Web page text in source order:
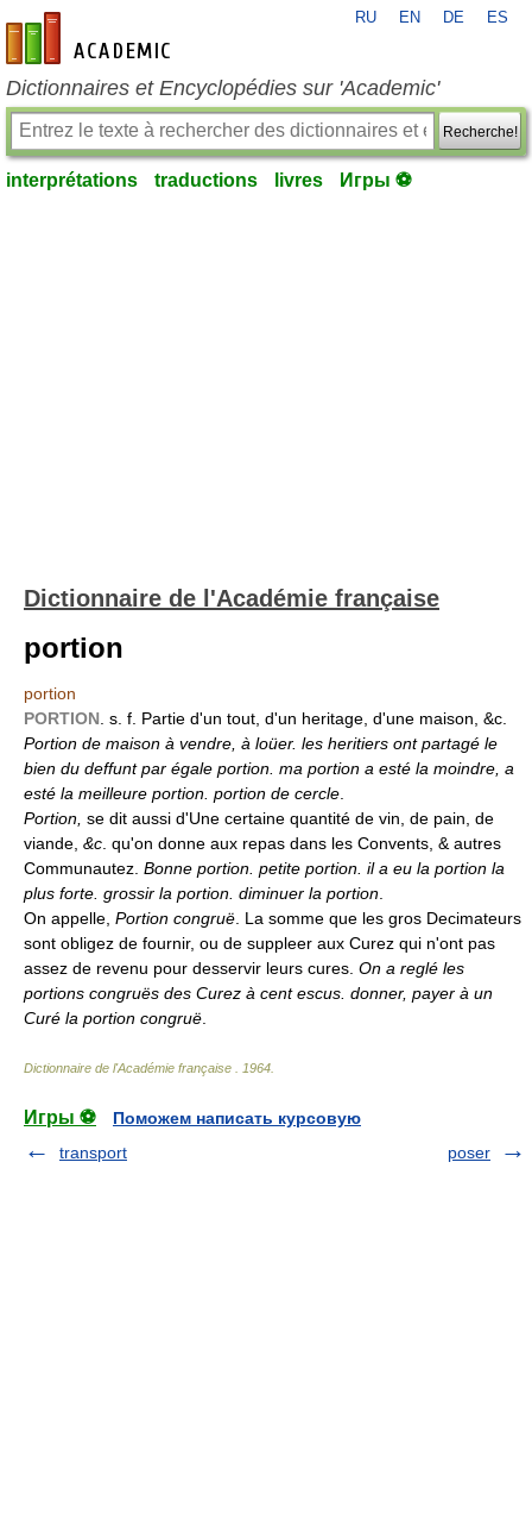
fr-academic.com
RU EN DE ES
Dictionnaires et Encyclopédies sur 'Academic'
Recherche!
interprétations traductions livres Игры ⚽
Dictionnaire de l'Académie française
portion
portion
PORTION . s. f. Partie d'un tout, d'un heritage, d'une maison, &c.
Portion de maison à vendre, à loüer. les heritiers ont partagé le
bien du deffunt par égale portion. ma portion a esté la moindre, a
esté la meilleure portion. portion de cercle
Portion, se dit aussi d'Une certaine quantité de vin, de pain, de
viande, &c . qu'on donne aux repas dans les Convents, & autres
Communautez. Bonne portion. petite portion. il a eu la portion la
plus forte. grossir la portion. diminuer la portion
On appelle, Portion congruë . La somme que les gros Decimateurs
sont obligez de fournir, ou de suppleer aux Curez qui n'ont pas
assez de revenu pour desservir leurs cures. On a reglé les
portions congruës des Curez à cent escus. donner, payer à un
Curé la portion congruë
Dictionnaire de l'Académie française 1964
Игры ⚽
Поможем написать курсовую
transport
poser